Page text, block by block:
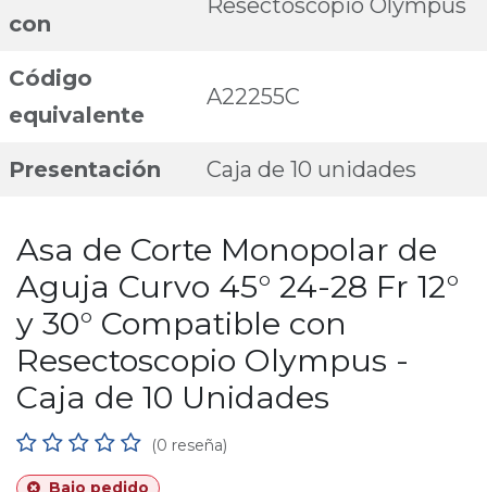
con
Resectoscopio Olympus
Código
equivalente
A22255C
Presentación Caja de 10 unidades
Asa de Corte Monopolar de
Aguja Curvo 45° 24-28 Fr 12°
y 30° Compatible con
Resectoscopio Olympus -
Caja de 10 Unidades
(0 reseña)
Bajo pedido